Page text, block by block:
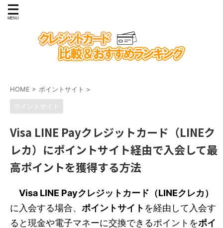
HOME > ポイントサイト >
ポイントサイト
Visa LINE Payクレジットカード（LINEク
レカ）にポイントサイト経由で入会して最
高ポイントを獲得する方法
Visa LINE Payクレジットカード（LINEクレカ）
に入会する場合、 ポイントサイト を経由して入会す
ると現金や電子マネーに交換できるポイントをポイ